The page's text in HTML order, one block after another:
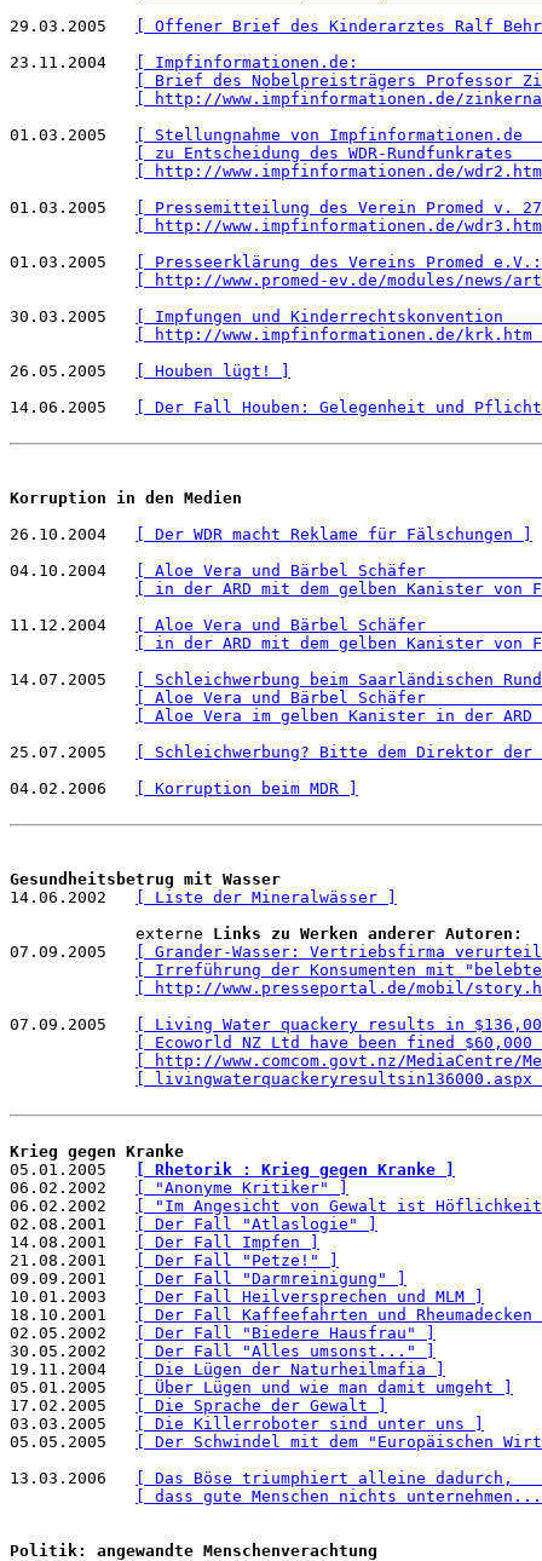
29.03.2005
[ Offener Brief des Kinderarztes Ralf
23.11.2004
[ Impfinformationen.de:
[ Brief des Nobelpreisträgers Professor
[ http://www.impfinformationen.de/
01.03.2005
[ Stellungnahme von Impfinformationen.de
[ zu Entscheidung des WDR-Rundfunkrates
[ http://www.impfinformationen.de/
01.03.2005
[ Pressemitteilung des Verein Promed v.
[ http://www.impfinformationen.de/
01.03.2005
[ Presseerklärung des Vereins
[ http://www.promed-ev.de/modules/news/
30.03.2005
[ Impfungen und Kinderrechtskonvention
[ http://www.impfinformationen.de/
26.05.2005
[ Houben lügt! ]
14.06.2005
[ Der Fall Houben: Gelegenheit und
Korruption in den Medien
26.10.2004
[ Der WDR macht Reklame für Fälschungen ]
04.10.2004
[ Aloe Vera und Bärbel Schäfer
[ in der ARD mit dem gelben Kanister
11.12.2004
[ Aloe Vera und Bärbel Schäfer
[ in der ARD mit dem gelben Kanister
14.07.2005
[ Schleichwerbung beim Saarländischen
[ Aloe Vera und Bärbel Schäfer
[ Aloe Vera im gelben Kanister in der
25.07.2005
[ Schleichwerbung? Bitte dem Direktor der
04.02.2006
[ Korruption beim MDR ]
Gesundheitsbetrug mit Wasser
14.06.2002
[ Liste der Mineralwässer ]
             externe
Links zu Werken anderer Autoren:
07.09.2005
[ Grander-Wasser: Vertriebsfirma
[ Irreführung der Konsumenten mit
[ http://www.presseportal.de/mobil/
07.09.2005
[ Living Water quackery results in
[ Ecoworld NZ Ltd have been fined
[ http://www.comcom.govt.nz/
[
Krieg gegen Kranke
05.01.2005
[ Rhetorik : Krieg gegen Kranke ]
06.02.2002
[ "Anonyme Kritiker" ]
06.02.2002
[ "Im Angesicht von Gewalt ist
02.08.2001
[ Der Fall "Atlaslogie" ]
14.08.2001
[ Der Fall Impfen ]
21.08.2001
[ Der Fall "Petze!" ]
09.09.2001
[ Der Fall "Darmreinigung" ]
10.01.2003
[ Der Fall Heilversprechen und MLM ]
18.10.2001
[ Der Fall Kaffeefahrten und
02.05.2002
[ Der Fall "Biedere Hausfrau" ]
30.05.2002
[ Der Fall "Alles umsonst..." ]
19.11.2004
[ Die Lügen der Naturheilmafia ]
05.01.2005
[ Über Lügen und wie man damit umgeht ]
17.02.2005
[ Die Sprache der Gewalt ]
03.03.2005
[ Die Killerroboter sind unter uns ]
05.05.2005
[ Der Schwindel mit dem "Europäischen
13.03.2006
[ Das Böse triumphiert alleine dadurch,
[ dass gute Menschen nichts
Politik: angewandte Menschenverachtung